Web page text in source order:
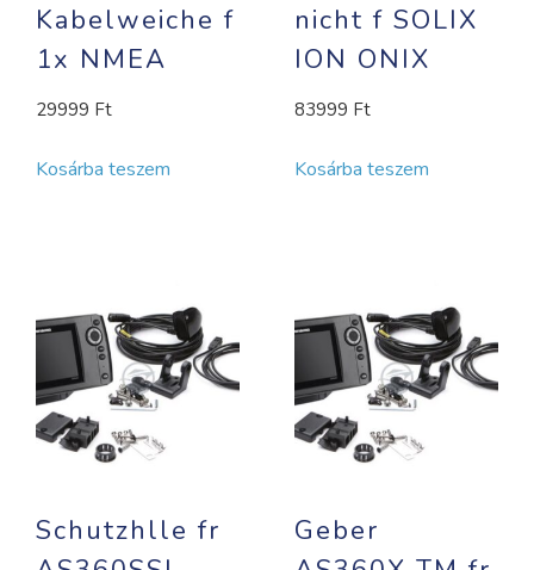
Kabelweiche f
1x NMEA
29999 Ft
Kosárba teszem
nicht f SOLIX
ION ONIX
83999 Ft
Kosárba teszem
Schutzhlle fr
Geber